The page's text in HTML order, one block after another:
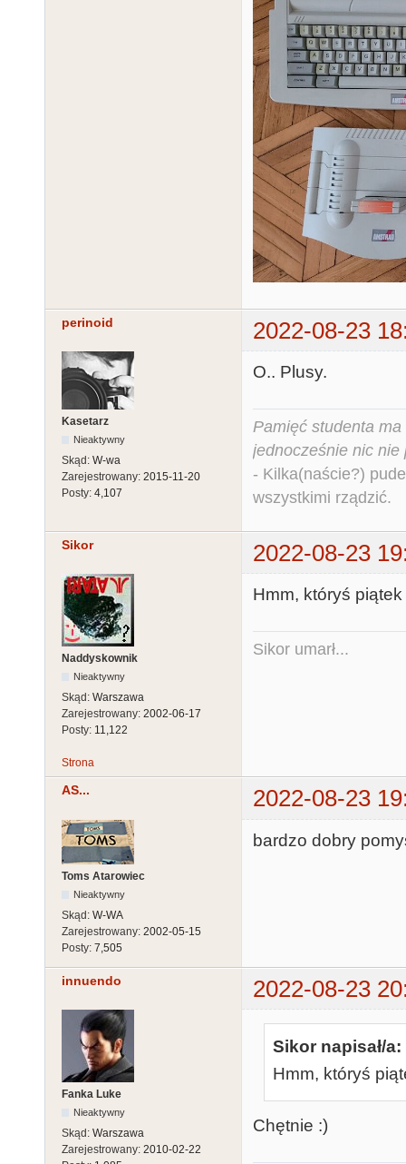
perinoid 2022-08-23
Kasetarz
Nieaktywny
Skąd: W-wa
Zarejestrowany: 2015-11-20
Posty: 4,107
O.. Plusy.
Pamięć studenta
jednocześnie nic nie
- Kilka(naście?)
wszystkimi rządzić.
Sikor 2022-08-23
Naddyskownik
Nieaktywny
Skąd: Warszawa
Zarejestrowany: 2002-06-17
Posty: 11,122
Hmm, któryś
Sikor umarł...
Strona
AS... 2022-08-23
Toms Atarowiec
Nieaktywny
Skąd: W-WA
Zarejestrowany: 2002-05-15
Posty: 7,505
bardzo dobry
innuendo 2022-08-23
Fanka Luke
Nieaktywny
Skąd: Warszawa
Zarejestrowany: 2010-02-22
Sikor napisał/a:
Hmm, któryś
Chętnie :)